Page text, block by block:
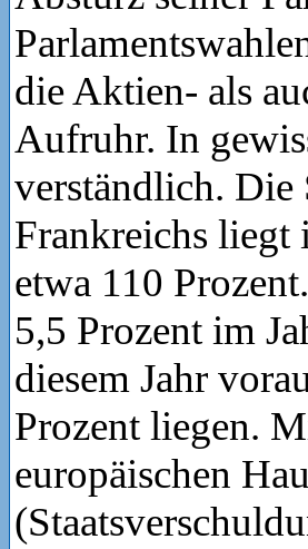
die Aktien- als
Aufruhr. In
verständlich. Die
Frankreichs liegt
etwa 110
5,5 Prozent im
diesem Jahr
Prozent liegen.
europäischen